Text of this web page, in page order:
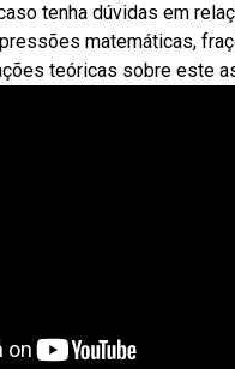
tenha dúvidas em
matemáticas,
teóricas sobre este